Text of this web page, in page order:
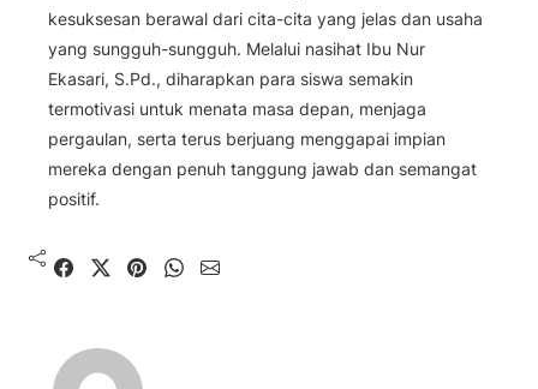
kesuksesan berawal dari cita-cita yang jelas dan usaha
yang sungguh-sungguh. Melalui nasihat Ibu Nur
Ekasari, S.Pd., diharapkan para siswa semakin
termotivasi untuk menata masa depan, menjaga
pergaulan, serta terus berjuang menggapai impian
mereka dengan penuh tanggung jawab dan semangat
positif.
Shared Share on X Pin It Send on WhatsApp Send on Email